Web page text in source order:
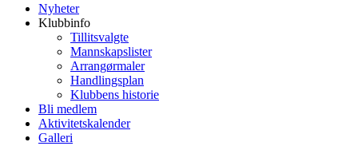
Nyheter
Klubbinfo
Tillitsvalgte
Mannskapslister
Arrangørmaler
Handlingsplan
Klubbens historie
Bli medlem
Aktivitetskalender
Galleri